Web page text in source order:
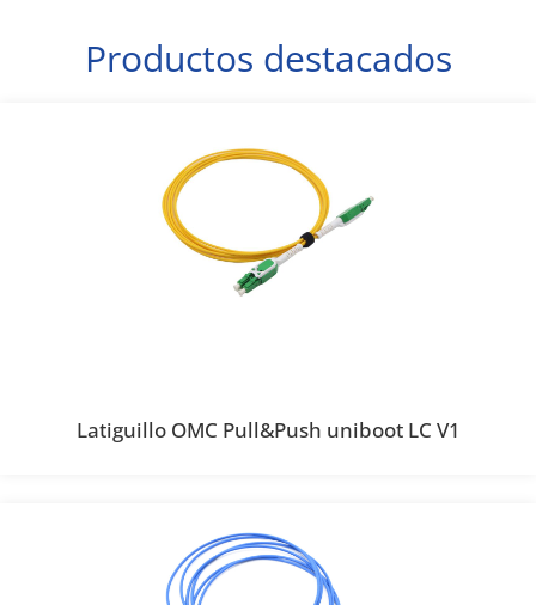
Productos destacados
Latiguillo OMC Pull&Push uniboot LC V1